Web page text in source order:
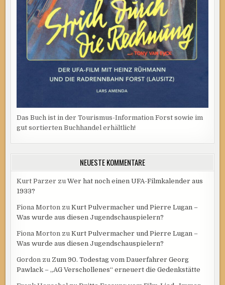
Das Buch ist in der Tourismus-Information Forst sowie im
gut sortierten Buchhandel erhältlich!
NEUESTE KOMMENTARE
Kurt Parzer zuWer hat noch einen UFA-Filmkalender aus
1933?
Fiona Morton zuKurt Pulvermacher und Pierre Lugan –
Was wurde aus diesen Jugendschauspielern?
Fiona Morton zuKurt Pulvermacher und Pierre Lugan –
Was wurde aus diesen Jugendschauspielern?
Gordon zu Zum 90. Todestag vom Dauerfahrer Georg
Pawlack – „AG Verschollenes“ erneuert die Gedenkstätte